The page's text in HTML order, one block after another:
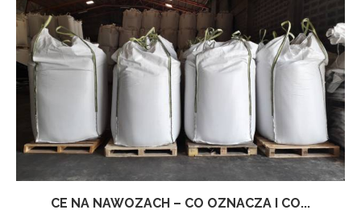
CE NA NAWOZACH – CO OZNACZA I CO...